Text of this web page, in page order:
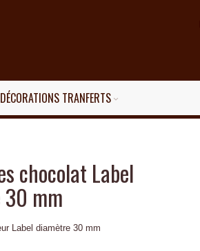
DÉCORATIONS TRANFERTS
chocolat Label
mm
Label diamètre 30 mm